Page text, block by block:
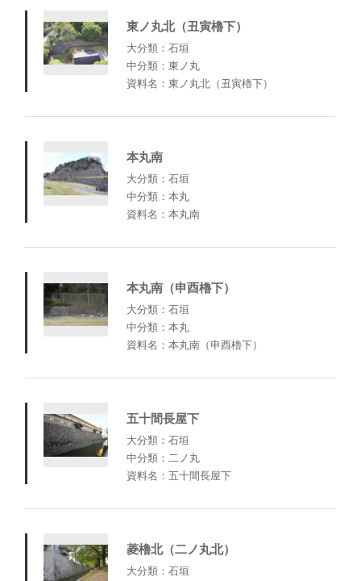
東ノ丸北（丑寅櫓下）
大分類：石垣
中分類：東ノ丸
資料名：東ノ丸北（丑寅櫓下）
本丸南
大分類：石垣
中分類：本丸
資料名：本丸南
本丸南（申酉櫓下）
大分類：石垣
中分類：本丸
資料名：本丸南（申酉櫓下）
五十間長屋下
大分類：石垣
中分類：二ノ丸
資料名：五十間長屋下
菱櫓北（二ノ丸北）
大分類：石垣